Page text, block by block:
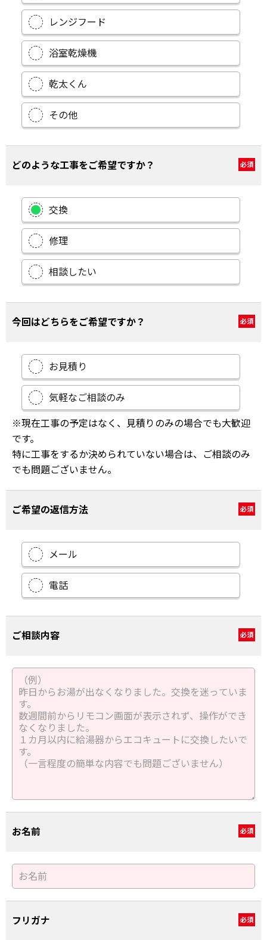
レンジフード
浴室乾燥機
乾太くん
その他
どのような工事をご希望ですか？ 必須
交換
修理
相談したい
今回はどちらをご希望ですか？ 必須
お見積り
気軽なご相談のみ
※現在工事の予定はなく、見積りのみの場合でも大歓迎
です。
特に工事をするか決められていない場合は、ご相談のみ
でも問題ございません。
ご希望の返信方法 必須
メール
電話
ご相談内容 必須
お名前 必須
フリガナ 必須